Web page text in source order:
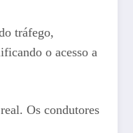
tráfego,
o acesso a
Os condutores